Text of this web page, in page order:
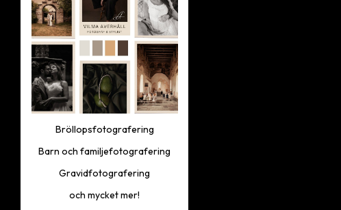
Bröllopsfotografering
Barn och familjefotografering
Gravidfotografering
och mycket mer!